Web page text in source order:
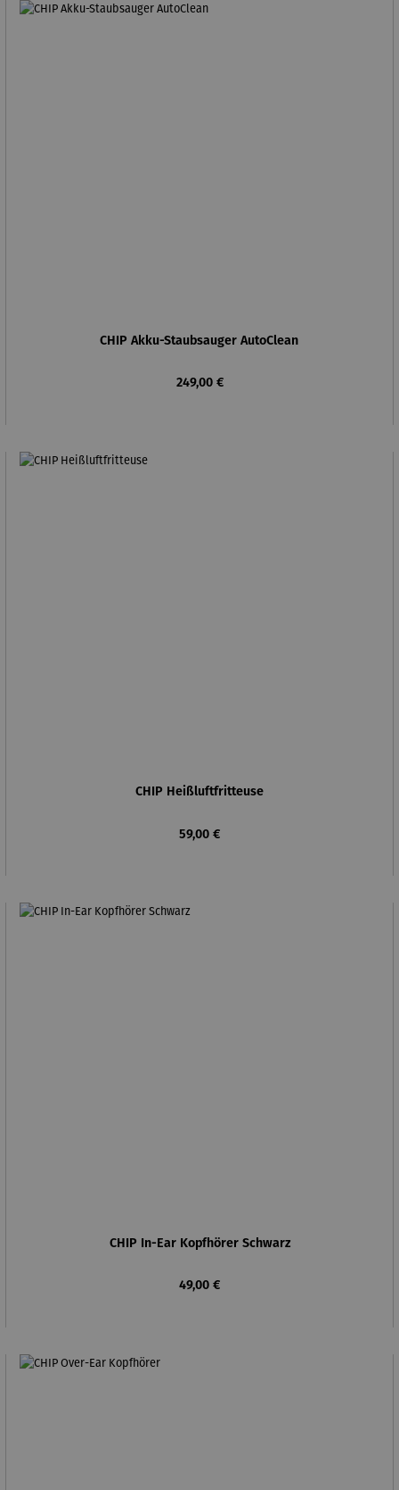
CHIP Akku-Staubsauger AutoClean
Regulärer Preis:
249,00 €
CHIP Heißluftfritteuse
Regulärer Preis:
59,00 €
CHIP In-Ear Kopfhörer Schwarz
Regulärer Preis:
49,00 €